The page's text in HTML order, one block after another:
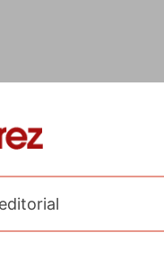
editorial